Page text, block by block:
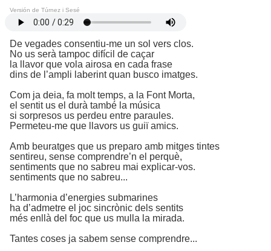
Versión de Túrnez i Sesé
De vegades consentiu-me un sol vers clos.
No us serà tampoc difícil de caçar
la llavor que vola airosa en cada frase
dins de l’ampli laberint quan busco imatges.
Com ja deia, fa molt temps, a la Font Morta,
el sentit us el durà també la música
si sorpresos us perdeu entre paraules.
Permeteu-me que llavors us guiï amics.
Amb beuratges que us preparo amb mitges tintes
sentireu, sense comprendre’n el perquè,
sentiments que no sabreu mai explicar-vos.
sentiments que no sabreu...
L’harmonia d’energies submarines
ha d’admetre el joc sincrònic dels sentits
més enllà del foc que us mulla la mirada.
Tantes coses ja sabem sense comprendre...